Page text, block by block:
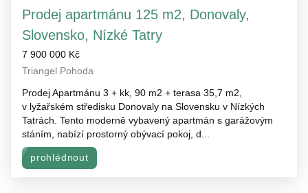
Prodej apartmánu 125 m2, Donovaly,
Slovensko, Nízké Tatry
7 900 000 Kč
Triangel Pohoda
Prodej Apartmánu 3 + kk, 90 m2 + terasa 35,7 m2,
v lyžařském středisku Donovaly na Slovensku v Nízkých
Tatrách. Tento moderně vybavený apartmán s garážovým
stáním, nabízí prostorný obývací pokoj, d...
prohlédnout